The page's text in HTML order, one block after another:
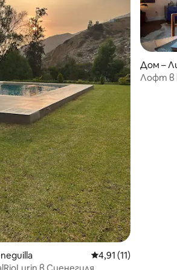
5, 55 отзива
Средна оценка:
4,91 (11)
Дом –
Лофт в